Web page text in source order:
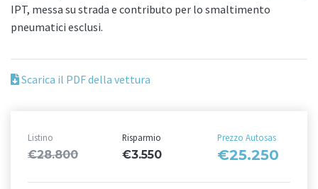
IPT, messa su strada e contributo per lo smaltimento
pneumatici esclusi.
Scarica il PDF della vettura
Listino
€28.800
Risparmio
€3.550
Prezzo Autosas
€25.250